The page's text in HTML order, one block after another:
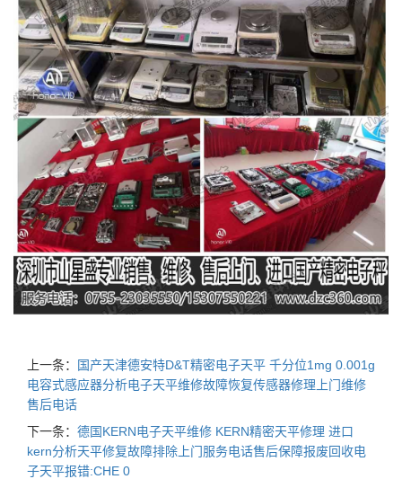
上一条：
国产天津德安特D&T精密电子天平 千分位1mg 0.001g
电容式感应器分析电子天平维修故障恢复传感器修理上门维修
售后电话
下一条： 德国KERN电子天平维修 KERN精密天平修理 进口
kern分析天平修复故障排除上门服务电话售后保障报废回收电
子天平报错:CHE 0